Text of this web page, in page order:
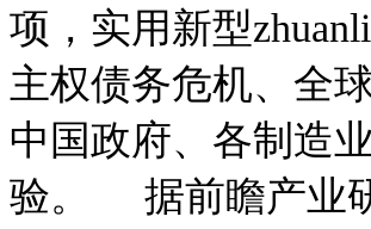
项，实用新型
主权债务危机、全
中国政府、各制造
验。 据前瞻产业研